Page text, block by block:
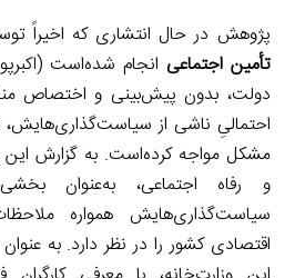
پژوهش در حال انتشاری که اخیراً
تأمین اجتماعی
دولت، بدون پیش‌بینی و اختصاص
احتمالیِ ناشی از سیاست‌گذاری‌هایش،
مشکل مواجه کرده‌است. به گزارش این
و رفاه اجتماعی، به‌عنوان
سیاست‌گذاری‌هایش همواره
اقتصادی کشور را در نظر دارد. به